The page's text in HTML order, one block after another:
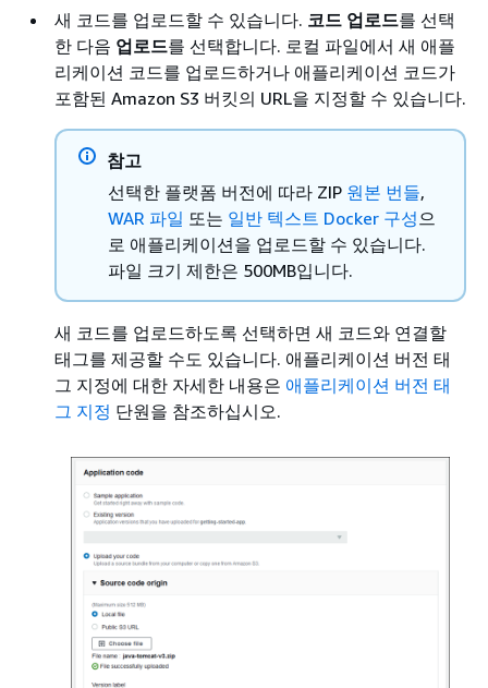
새 코드를 업로드할 수 있습니다. 코드 업로드를 선택
한 다음 업로드를 선택합니다. 로컬 파일에서 새 애플
리케이션 코드를 업로드하거나 애플리케이션 코드가
포함된 Amazon S3 버킷의 URL을 지정할 수 있습니다.
참고
선택한 플랫폼 버전에 따라 ZIP 원본 번들,
WAR 파일 또는 일반 텍스트 Docker 구성 으
로 애플리케이션을 업로드할 수 있습니다.
파일 크기 제한은 500MB입니다.
새 코드를 업로드하도록 선택하면 새 코드와 연결할
태그를 제공할 수도 있습니다. 애플리케이션 버전 태
그 지정에 대한 자세한 내용은 애플리케이션 버전 태
그 지정 단원을 참조하십시오.